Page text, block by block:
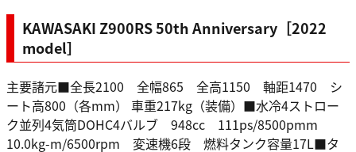
KAWASAKI Z900RS 50th Anniversary［2022
model］
主要諸元■全長2100 全幅865 全高1150 軸距1470 シ
ート高800（各mm） 車重217kg（装備）■水冷4ストロー
ク並列4気筒DOHC4バルブ 948cc 111ps/8500pmm
10.0kg-m/6500rpm 変速機6段 燃料タンク容量17L■タ